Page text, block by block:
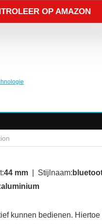
OP AMAZON
44 mm | Stijlnaam:
aluminium
kunnen bedienen. Hiertoe